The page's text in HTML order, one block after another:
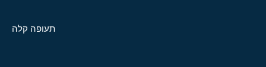
תעופה קלה